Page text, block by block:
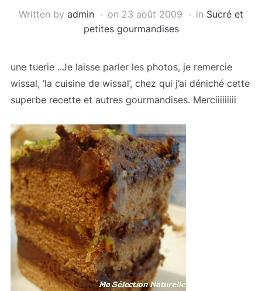
Written by admin on 23 août 2009 in Sucré et
petites gourmandises
une tuerie ..Je laisse parler les photos, je remercie
wissal, ‘la cuisine de wissal’, chez qui j’ai déniché cette
superbe recette et autres gourmandises. Merciiiiiiiii